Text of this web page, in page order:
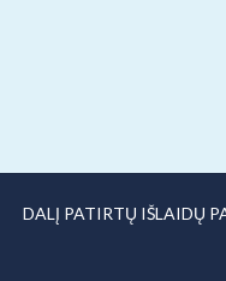
DALĮ PATIRTŲ IŠLAIDŲ